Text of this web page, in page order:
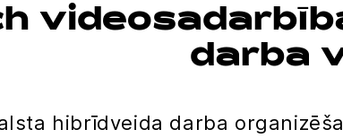
darba
hibrīdveida darba